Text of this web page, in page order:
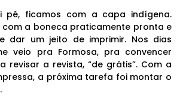
pé, ficamos com a capa indígena.
a boneca praticamente pronta e
dar um jeito de imprimir. Nos dias
veio pra Formosa, pra convencer
revisar a revista, “de grátis”. Com a
a próxima tarefa foi montar o